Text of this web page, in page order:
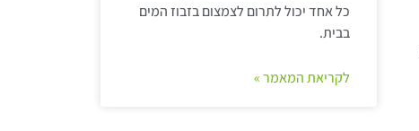
כל אחד יכול לתרום לצמצום בזבוז המים
בבית.
לקריאת המאמר »